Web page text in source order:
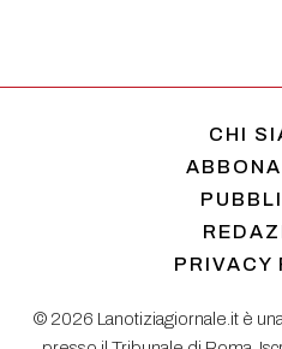
CHI
PRIVACY
© 2026 Lanotiziagiornale.it è